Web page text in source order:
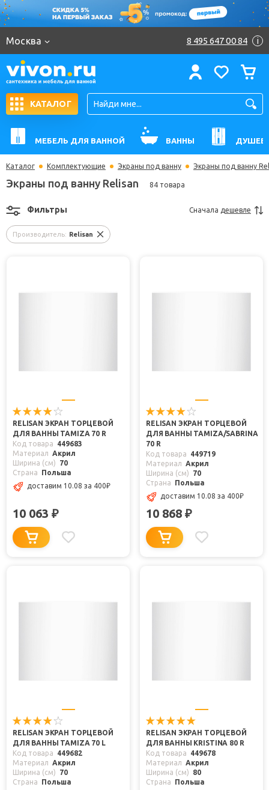
Москва 8 495 647 00 84 i
КАТАЛОГ
МЕБЕЛЬ ДЛЯ ВАННОЙ ВАННЫ
Каталог Комплектующие Экраны под ванну Экраны под ванну
Экраны под ванну Relisan 84 товара
Производитель: Relisan
Фильтры Сначала дешевле
RELISAN ЭКРАН ТОРЦЕВОЙ
ДЛЯ ВАННЫ TAMIZA 70 R
Код товара
449683
Материал
Акрил
Ширина (см)
70
Страна
Польша
доставим 10.08 за 400₽
10 063 ₽
RELISAN ЭКРАН ТОРЦЕВОЙ
ДЛЯ ВАННЫ TAMIZA/SABRINA
70 R
Код товара
449719
Материал
Акрил
Ширина (см)
70
Страна
Польша
доставим 10.08 за 400₽
10 868 ₽
RELISAN ЭКРАН ТОРЦЕВОЙ
ДЛЯ ВАННЫ TAMIZA 70 L
Код товара
449682
Материал
Акрил
Ширина (см)
70
Страна
Польша
RELISAN ЭКРАН ТОРЦЕВОЙ
ДЛЯ ВАННЫ KRISTINA 80 R
Код товара
449678
Материал
Акрил
Ширина (см)
80
Страна
Польша